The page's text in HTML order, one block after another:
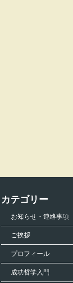
カテゴリー
お知らせ・連絡事項
ご挨拶
プロフィール
成功哲学入門